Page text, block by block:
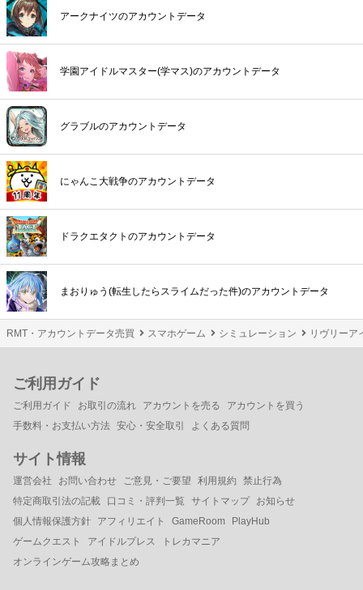
アークナイツのアカウントデータ
学園アイドルマスター(学マス)のアカウントデータ
グラブルのアカウントデータ
にゃんこ大戦争のアカウントデータ
ドラクエタクトのアカウントデータ
まおりゅう(転生したらスライムだった件)のアカウントデータ
RMT・アカウントデータ売買 スマホゲーム シミュレーション リヴリーア
ご利用ガイド
ご利用ガイド お取引の流れ アカウントを売る
アカウントを買う
手数料・お支払い方法 安心・安全取引 よくある質問
サイト情報
運営会社 お問い合わせ ご意見・ご要望 利用規約
禁止行為
特定商取引法の記載
口コミ・評判一覧 サイトマップ
お知らせ
個人情報保護方針
アフィリエイト GameRoom
PlayHub
ゲームクエスト
アイドルプレス
トレカマニア
オンラインゲーム攻略まとめ